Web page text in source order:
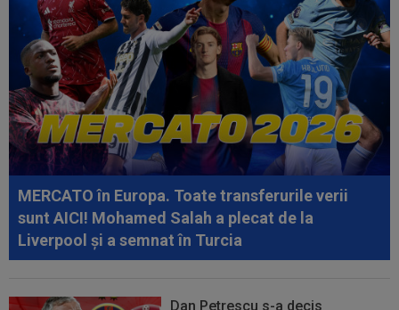
"DA" și semnează!
09:45
Mirel Rădoi și-a spus nemulțumirea de la
Gaziantep
09:38
Gigi Becali a lansat oferta: ”1,5 milioane de
euro”
09:36
Atenție, Craiova! Finlandezii și-au făcut temele
și au descifrat cum vor aborda...
MERCATO în Europa. Toate transferurile verii
sunt AICI! Mohamed Salah a plecat de la
Liverpool și a semnat în Turcia
Dan Petrescu s-a decis